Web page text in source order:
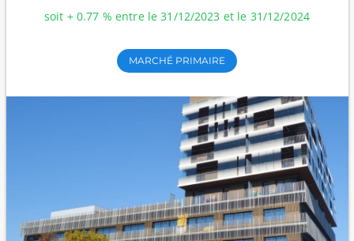
soit + 0.77 % entre le 31/12/2023 et le 31/12/2024
MARCHÉ PRIMAIRE